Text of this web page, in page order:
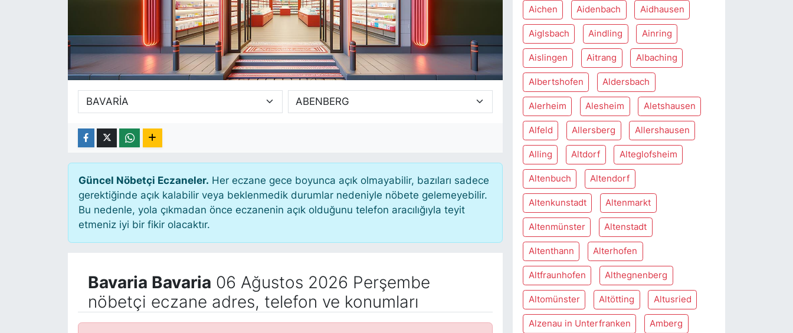
Güncel Nöbetçi Eczaneler. Her eczane gece boyunca açık olmayabilir, bazıları sadece
gerektiğinde açık kalabilir veya beklenmedik durumlar nedeniyle nöbete gelemeyebilir.
Bu nedenle, yola çıkmadan önce eczanenin açık olduğunu telefon aracılığıyla teyit
etmeniz iyi bir fikir olacaktır.
Bavaria Bavaria 06 Ağustos 2026 Perşembe
nöbetçi eczane adres, telefon ve konumları
Aichen Aidenbach Aidhausen
Aiglsbach Aindling Ainring
Aislingen Aitrang Albaching
Albertshofen Aldersbach
Alerheim Alesheim Aletshausen
Alfeld Allersberg Allershausen
Alling Altdorf Alteglofsheim
Altenbuch Altendorf
Altenkunstadt Altenmarkt
Altenmünster Altenstadt
Altenthann Alterhofen
Altfraunhofen Althegnenberg
Altomünster Altötting Altusried
Alzenau in Unterfranken Amberg
SAĞLIK